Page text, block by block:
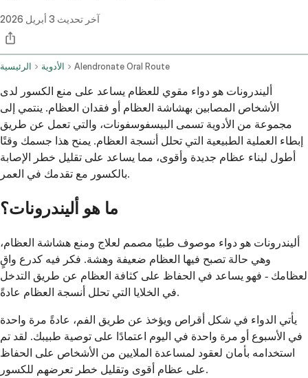
آخر تحديث 3 أبريل 2026
الرئيسية الأدوية Alendronate Oral Route
أليندرونات هو دواء مقوي للعظام يساعد على منع الكسور لدى
الأشخاص المصابين بهشاشة العظام أو فقدان العظام. ينتمي إلى
مجموعة من الأدوية تسمى البيسفوسفونات، والتي تعمل عن طريق
إبطاء العملية الطبيعية التي تحلل أنسجة العظام. يمنح هذا جسمك وقتًا
أطول لبناء عظام جديدة وأقوى، مما يساعد على تقليل خطر الإصابة
بالكسور مع تقدمك في العمر.
ما هو أليندرونات؟
أليندرونات هو دواء موصوف طبيًا مصمم لعلاج ومنع هشاشة العظام،
وهي حالة تصبح فيها العظام ضعيفة وهشة. فكر فيه كدرع واقٍ
لعظامك - فهو يساعد في الحفاظ على كثافة العظام عن طريق التدخل
في الخلايا التي تحلل أنسجة العظام عادةً.
يأتي الدواء في شكل أقراص ويؤخذ عن طريق الفم، عادةً مرة واحدة
في الأسبوع أو مرة واحدة في اليوم اعتمادًا على توصية طبيبك. لقد تم
استخدامه بأمان لعقود لمساعدة الملايين من الأشخاص على الحفاظ
على عظام أقوى وتقليل خطر تعرضهم للكسور.